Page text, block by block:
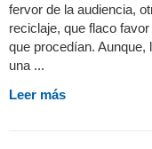
fervor de la audiencia,
reciclaje, que flaco
que procedían. Aunque,
una ...
Leer más